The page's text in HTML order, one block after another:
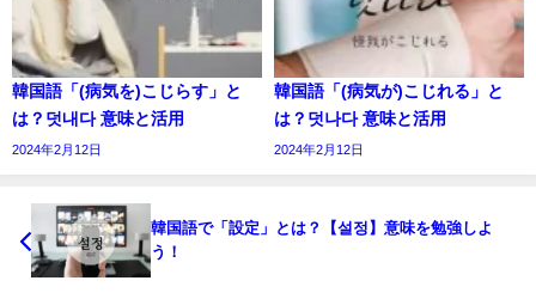
韓国語「(病気を)こじらす」と
は？덧내다 意味と活用
2024年2月12日
韓国語「(病気が)こじれる」と
は？덧나다 意味と活用
2024年2月12日
韓国語で「設定」とは？【설정】意味を勉強しよ
う！